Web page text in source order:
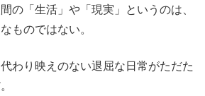
の「生活」や「現実」というのは、
ものではない。
わり映えのない退屈な日常がただた